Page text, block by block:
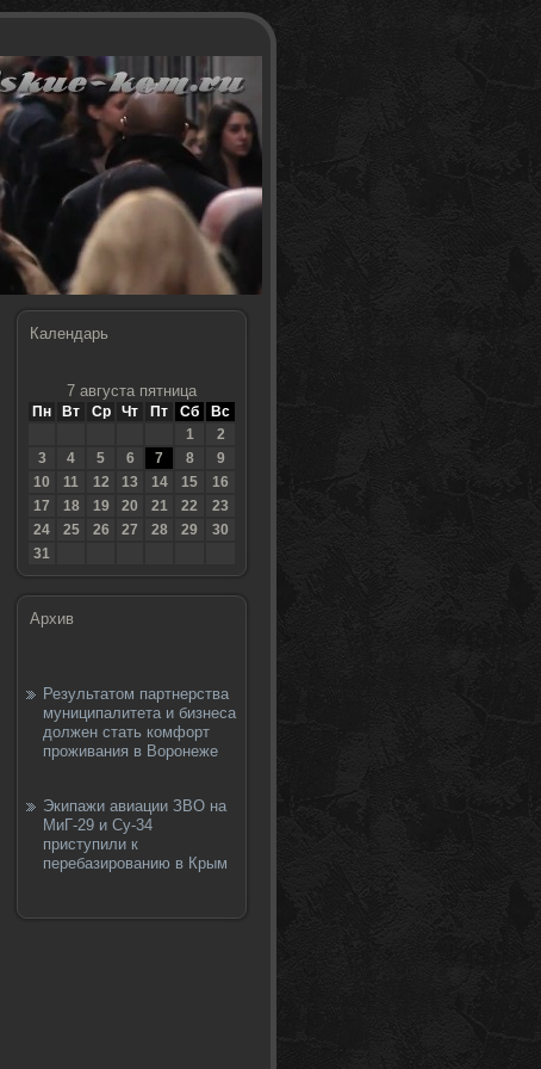
Календарь
7 августа пятница
Пн Вт Ср Чт Пт Сб
Вс
1
2
3
4 5 6 7 8
9
10
11 12 13 14 15
16
17
18 19 20 21 22
23
24
25 26 27 28 29
30
31
Архив
Результатом партнерства
муниципалитета и бизнеса
должен стать комфорт
проживания в Воронеже
Экипажи авиации ЗВО на
МиГ-29 и Су-34
приступили к
перебазированию в Крым